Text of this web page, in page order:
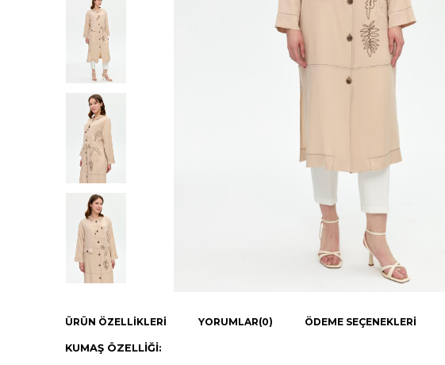
ÜRÜN ÖZELLIKLERI YORUMLAR(0) ÖDEME SEÇENEKLERI
KUMAŞ ÖZELLİĞİ: